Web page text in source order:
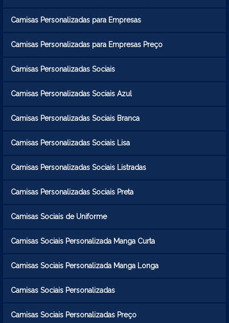
Camisas Personalizadas para Empresas
Camisas Personalizadas para Empresas Preço
Camisas Personalizadas Sociais
Camisas Personalizadas Sociais Azul
Camisas Personalizadas Sociais Branca
Camisas Personalizadas Sociais Lisa
Camisas Personalizadas Sociais Listradas
Camisas Personalizadas Sociais Preta
Camisas Sociais de Uniforme
Camisas Sociais Personalizada Manga Curta
Camisas Sociais Personalizada Manga Longa
Camisas Sociais Personalizadas
Camisas Sociais Personalizadas Preço